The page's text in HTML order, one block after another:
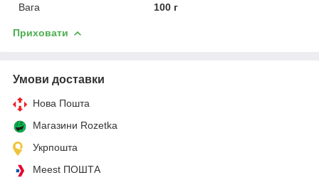
Вага
100 г
Приховати
Умови доставки
Нова Пошта
Магазини Rozetka
Укрпошта
Meest ПОШТА